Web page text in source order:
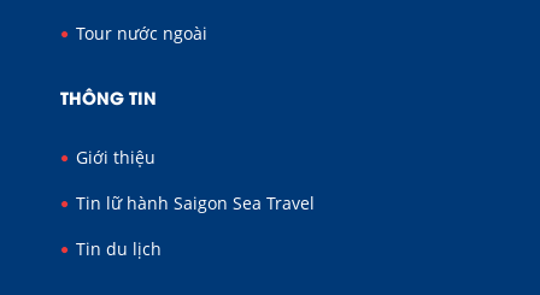
Tour nước ngoài
THÔNG TIN
Giới thiệu
Tin lữ hành Saigon Sea Travel
Tin du lịch